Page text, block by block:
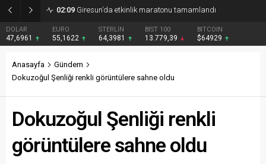
02:09 Giresun’da etkinlik maratonu tamamlandı
DOLAR
47,6961
EURO
55,1622
STERLİN
64,3981
BIST 100
13.779,39
BITCOIN
$64929
Anasayfa
Gündem
Dokuzoğul Şenliği renkli görüntülere sahne oldu
Dokuzoğul Şenliği renkli
görüntülere sahne oldu